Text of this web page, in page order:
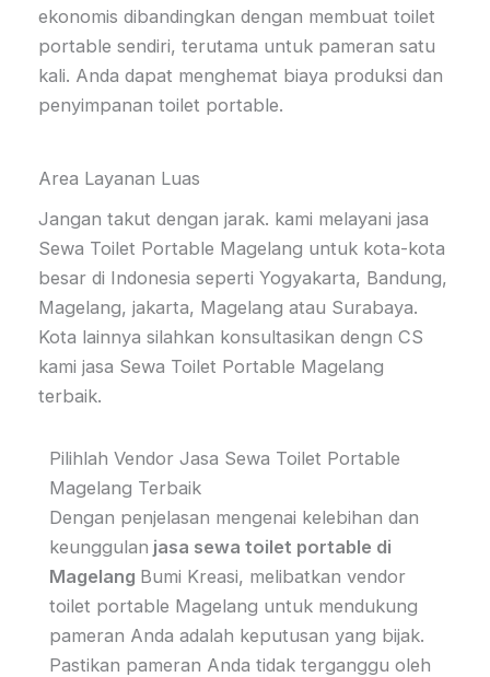
ekonomis dibandingkan dengan membuat toilet
portable sendiri, terutama untuk pameran satu
kali. Anda dapat menghemat biaya produksi dan
penyimpanan toilet portable.
Area Layanan Luas
Jangan takut dengan jarak. kami melayani jasa
Sewa Toilet Portable Magelang untuk kota-kota
besar di Indonesia seperti Yogyakarta, Bandung,
Magelang, jakarta, Magelang atau Surabaya.
Kota lainnya silahkan konsultasikan dengn CS
kami jasa Sewa Toilet Portable Magelang
terbaik.
Pilihlah Vendor Jasa Sewa Toilet Portable
Magelang Terbaik
Dengan penjelasan mengenai kelebihan dan
keunggulan jasa sewa toilet portable di
Magelang Bumi Kreasi, melibatkan vendor
toilet portable Magelang untuk mendukung
pameran Anda adalah keputusan yang bijak.
Pastikan pameran Anda tidak terganggu oleh